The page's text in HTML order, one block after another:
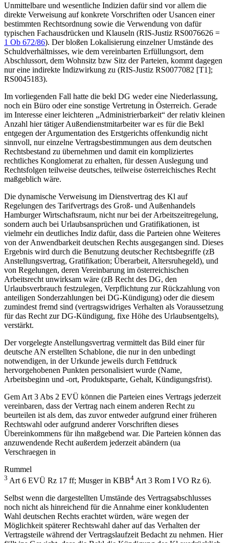
Unmittelbare und wesentliche Indizien dafür sind vor allem die
direkte Verweisung auf konkrete Vorschriften oder Usancen einer
bestimmten Rechtsordnung sowie die Verwendung von dafür
typischen Fachausdrücken und Klauseln (RIS-Justiz RS0076626 =
1 Ob 672/86). Der bloßen Lokalisierung einzelner Umstände des
Schuldverhältnisses, wie dem vereinbarten Erfüllungsort, dem
Abschlussort, dem Wohnsitz bzw Sitz der Parteien, kommt dagegen
nur eine indirekte Indizwirkung zu (RIS-Justiz RS0077082 [T1];
RS0045183).
Im vorliegenden Fall hatte die bekl DG weder eine Niederlassung,
noch ein Büro oder eine sonstige Vertretung in Österreich. Gerade
im Interesse einer leichteren „Administrierbarkeit“ der relativ kleinen
Anzahl hier tätiger Außendienstmitarbeiter war es für die Bekl
entgegen der Argumentation des Erstgerichts offenkundig nicht
sinnvoll, nur einzelne Vertragsbestimmungen aus dem deutschen
Rechtsbestand zu übernehmen und damit ein kompliziertes
rechtliches Konglomerat zu erhalten, für dessen Auslegung und
Rechtsfolgen teilweise deutsches, teilweise österreichisches Recht
maßgeblich wäre.
Die dynamische Verweisung im Dienstvertrag des Kl auf
Regelungen des Tarifvertrags des Groß- und Außenhandels
Hamburger Wirtschaftsraum, nicht nur bei der Arbeitszeitregelung,
sondern auch bei Urlaubsansprüchen und Gratifikationen, ist
vielmehr ein deutliches Indiz dafür, dass die Parteien ohne Weiteres
von der Anwendbarkeit deutschen Rechts ausgegangen sind. Dieses
Ergebnis wird durch die Benutzung deutscher Rechtsbegriffe (zB
Anstellungsvertrag, Gratifikation; Überarbeit, Altersruhegeld), und
von Regelungen, deren Vereinbarung im österreichischen
Arbeitsrecht unwirksam wäre (zB Recht des DG, den
Urlaubsverbrauch festzulegen, Verpflichtung zur Rückzahlung von
anteiligen Sonderzahlungen bei DG-Kündigung) oder die diesem
zumindest fremd sind (vertragswidriges Verhalten als Voraussetzung
für das Recht zur DG-Kündigung, fixe Höhe des Urlaubsentgelts),
verstärkt.
Der vorgelegte Anstellungsvertrag vermittelt das Bild einer für
deutsche AN erstellten Schablone, die nur in den unbedingt
notwendigen, in der Urkunde jeweils durch Fettdruck
hervorgehobenen Punkten personalisiert wurde (Name,
Arbeitsbeginn und -ort, Produktsparte, Gehalt, Kündigungsfrist).
Gem Art 3 Abs 2 EVÜ können die Parteien eines Vertrags jederzeit
vereinbaren, dass der Vertrag nach einem anderen Recht zu
beurteilen ist als dem, das zuvor entweder aufgrund einer früheren
Rechtswahl oder aufgrund anderer Vorschriften dieses
Übereinkommens für ihn maßgebend war. Die Parteien können das
anzuwendende Recht außerdem jederzeit abändern (ua
Verschraegen in
Rummel
3 Art 6 EVÜ Rz 17 ff; Musgerin KBB4 Art 3 Rom I VO Rz 6).
Selbst wenn die dargestellten Umstände des Vertragsabschlusses
noch nicht als hinreichend für die Annahme einer konkludenten
Wahl deutschen Rechts erachtet würden, wäre wegen der
Möglichkeit späterer Rechtswahl daher auf das Verhalten der
Vertragsteile während der Vertragslaufzeit Bedacht zu nehmen. Hier